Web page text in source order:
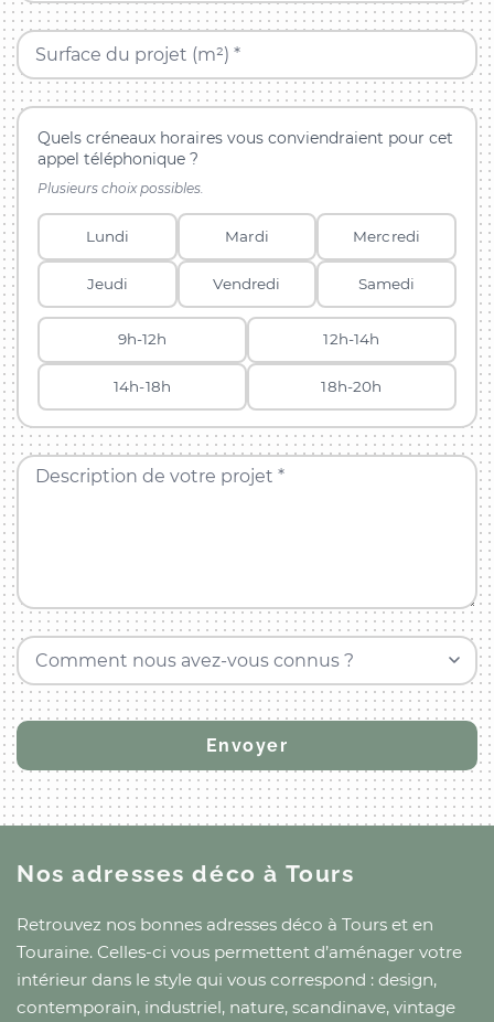
Surface du projet (m²) *
Quels créneaux horaires vous conviendraient pour cet
appel téléphonique ?
Plusieurs choix possibles.
Lundi Mardi Mercredi
Jeudi Vendredi Samedi
9h-12h 12h-14h
14h-18h 18h-20h
Description de votre projet *
Comment nous avez-vous connus ?
Nos adresses décoà Tours
Retrouvez nos bonnes adresses déco à Tours et en
Touraine. Celles-ci vous permettent d’aménager votre
intérieur dans le style qui vous correspond : design,
contemporain, industriel, nature, scandinave, vintage